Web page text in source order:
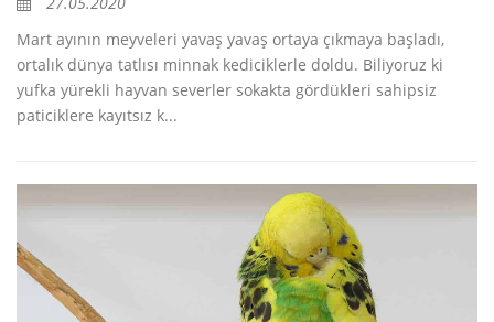
Mart ayının meyveleri yavaş yavaş ortaya çıkmaya başladı,
ortalık dünya tatlısı minnak kediciklerle doldu. Biliyoruz ki
yufka yürekli hayvan severler sokakta gördükleri sahipsiz
paticiklere kayıtsız k...